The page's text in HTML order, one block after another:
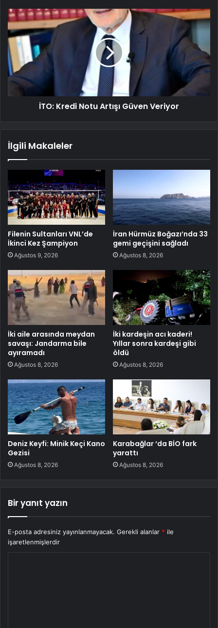
İTO: Kredi Notu Artışı Güven Veriyor
İlgili Makaleler
Filenin Sultanları VNL’de
İkinci Kez Şampiyon
Ağustos 9, 2026
İran Hürmüz Boğazı’nda 33
gemi geçişini sağladı
Ağustos 8, 2026
İki aile arasında meydan
savaşı: Jandarma bile
ayıramadı
Ağustos 8, 2026
İki kardeşin acı kaderi!
Yıllar sonra kardeşi gibi
öldü
Ağustos 8, 2026
Deniz Keyfi: Minik Keçi Kano
Gezisi
Ağustos 8, 2026
Karabağlar ‘da BİO fark
yarattı
Ağustos 8, 2026
Bir yanıt yazın
E-posta adresiniz yayınlanmayacak. Gerekli alanlar * ile
işaretlenmişlerdir